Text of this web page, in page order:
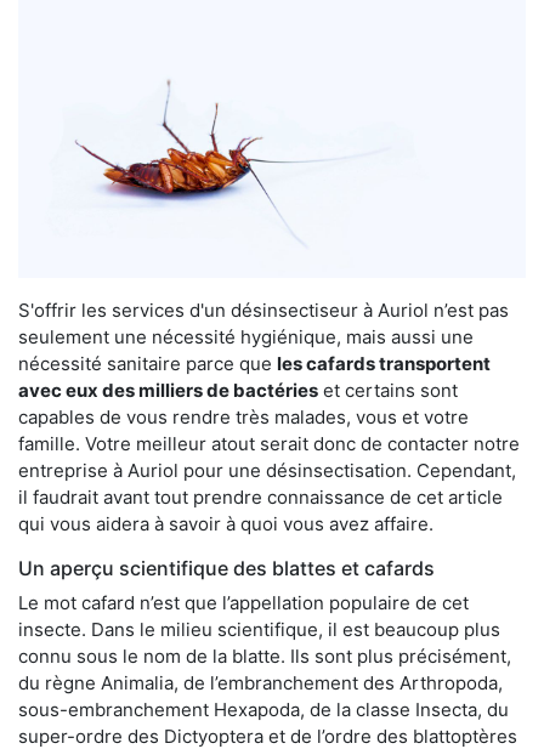
S'offrir les services d'un désinsectiseur à Auriol n’est pas
seulement une nécessité hygiénique, mais aussi une
nécessité sanitaire parce que les cafards transportent
avec eux des milliers de bactéries et certains sont
capables de vous rendre très malades, vous et votre
famille. Votre meilleur atout serait donc de contacter notre
entreprise à Auriol pour une désinsectisation. Cependant,
il faudrait avant tout prendre connaissance de cet article
qui vous aidera à savoir à quoi vous avez affaire.
Un aperçu scientifique des blattes et cafards
Le mot cafard n’est que l’appellation populaire de cet
insecte. Dans le milieu scientifique, il est beaucoup plus
connu sous le nom de la blatte. Ils sont plus précisément,
du règne Animalia, de l’embranchement des Arthropoda,
sous-embranchement Hexapoda, de la classe Insecta, du
super-ordre des Dictyoptera et de l’ordre des blattoptères